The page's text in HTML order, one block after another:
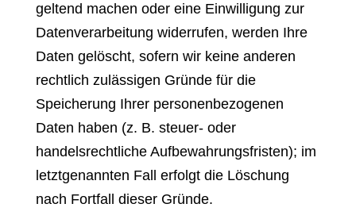
geltend machen oder eine Einwilligung zur
Datenverarbeitung widerrufen, werden Ihre
Daten gelöscht, sofern wir keine anderen
rechtlich zulässigen Gründe für die
Speicherung Ihrer personenbezogenen
Daten haben (z. B. steuer- oder
handelsrechtliche Aufbewahrungsfristen); im
letztgenannten Fall erfolgt die Löschung
nach Fortfall dieser Gründe.